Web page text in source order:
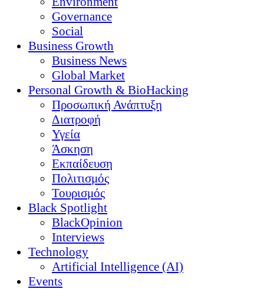
Governance
Social
Business Growth
Business News
Global Market
Personal Growth & BioHacking
Προσωπική Ανάπτυξη
Διατροφή
Υγεία
Άσκηση
Εκπαίδευση
Πολιτισμός
Τουρισμός
Black Spotlight
BlackOpinion
Interviews
Technology
Artificial Intelligence (AI)
Events